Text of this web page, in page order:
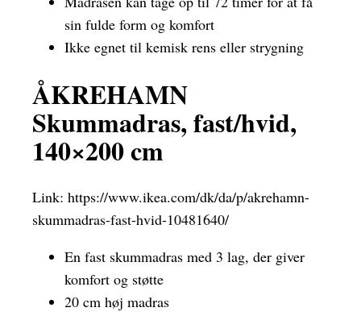
sin fulde form og komfort
Ikke egnet til kemisk rens eller strygning
ÅKREHAMN
Skummadras, fast/hvid,
140×200 cm
Link: https://www.ikea.com/dk/da/p/akrehamn-
skummadras-fast-hvid-10481640/
En fast skummadras med 3 lag, der giver
komfort og støtte
20 cm høj madras